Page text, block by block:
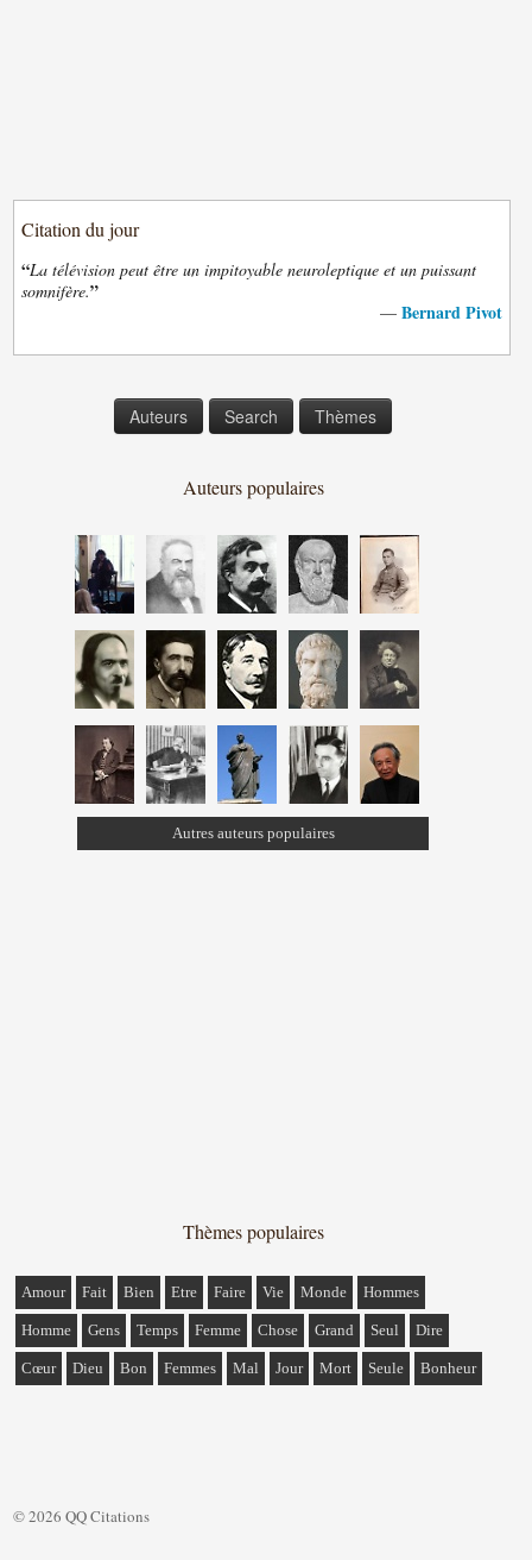
Citation du jour
“La télévision peut être un impitoyable neuroleptique et un puissant
somnifère.”
— Bernard Pivot
Auteurs Search Thèmes
Auteurs populaires
Autres auteurs populaires
Thèmes populaires
Amour Fait Bien Etre Faire Vie Monde Hommes
Homme Gens Temps Femme Chose Grand Seul Dire
Cœur Dieu Bon Femmes Mal Jour Mort Seule Bonheur
© 2026 QQ Citations